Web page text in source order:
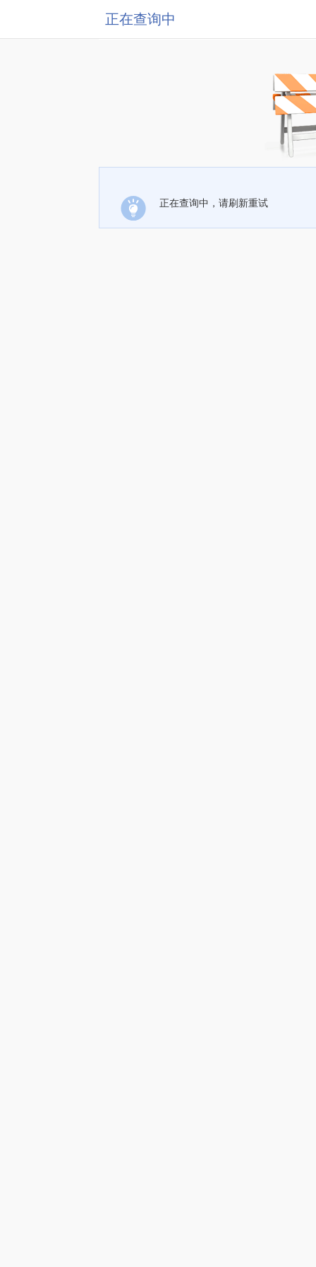
正在查询中
正在查询中，请刷新重试